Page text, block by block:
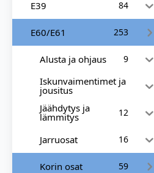
E39 84
E60/E61 253
Alusta ja ohjaus 9
Iskunvaimentimet ja
jousitus
Jäähdytys ja
lämmitys 12
Jarruosat 16
Korin osat 59